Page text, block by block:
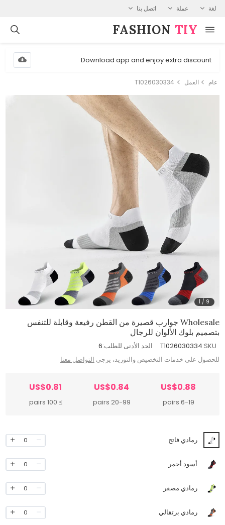
لغة عملة اتصل بنا
FASHION⁠ TIY
Download app and enjoy extra discount
عام العمل T1026030334
1 / 9
Wholesale جوارب قصيرة من القطن رفيعة وقابلة للتنفس
بتصميم بلوك الألوان للرجال
SKU:
T1026030334 الحد الأدنى للطلب:6
للحصول على خدمات التخصيص والتوريد، يرجى التواصل معنا
US$0.88
6-19 pairs
US$0.84
20-99 pairs
US$0.81
≥ 100 pairs
رمادي فاتح 0
أسود أحمر 0
رمادي مصفر 0
رمادي برتقالي 0